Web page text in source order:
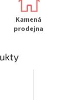
Kamená
prodejna